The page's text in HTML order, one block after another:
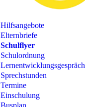
Hilfsangebote
Elternbriefe
Schulflyer
Schulordnung
Lernentwicklungsgespräch
Sprechstunden
Termine
Einschulung
Busplan